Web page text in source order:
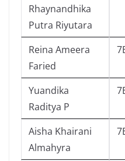
Rhaynandhika
Putra Riyutara
Reina Ameera
Faried
Yuandika
Raditya P
Aisha Khairani
Almahyra